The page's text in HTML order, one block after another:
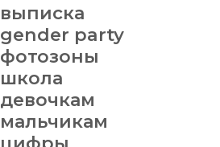
выписка
gender party
фотозоны
школа
девочкам
мальчикам